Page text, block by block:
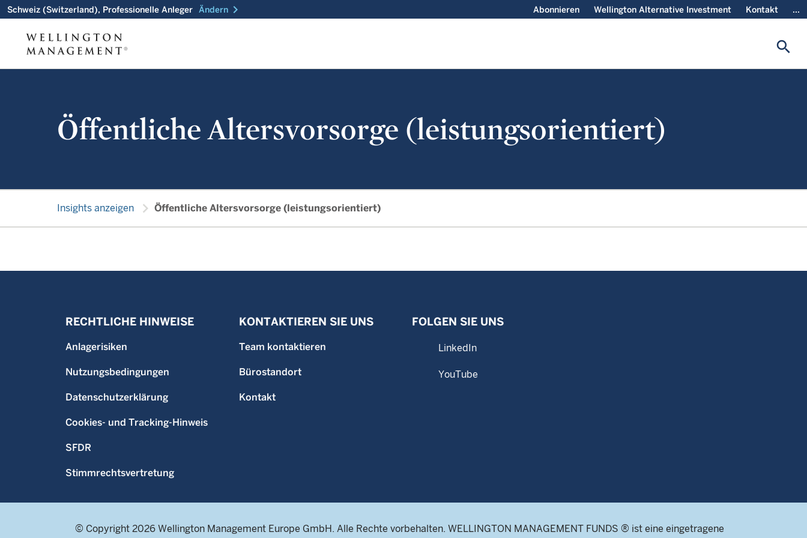
Schweiz (Switzerland), Professionelle Anleger Ändern chevron_right Abonnieren Wellington Alternative Investment Kontakt ...
search
Öffentliche Altersvorsorge (leistungsorientiert)
Insights anzeigen chevron_right Öffentliche Altersvorsorge (leistungsorientiert)
RECHTLICHE HINWEISE
Anlagerisiken
Nutzungsbedingungen
Datenschutzerklärung
Cookies- und Tracking-Hinweis
SFDR
Stimmrechtsvertretung
KONTAKTIEREN SIE UNS
Team kontaktieren
Bürostandort
Kontakt
FOLGEN SIE UNS
LinkedIn
YouTube
© Copyright 2026 Wellington Management Europe GmbH. Alle Rechte vorbehalten. WELLINGTON MANAGEMENT FUNDS ® ist eine eingetragene